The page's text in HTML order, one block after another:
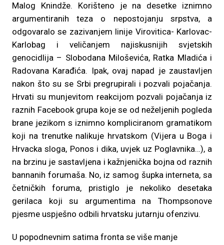
Malog Knindže. Korišteno je na desetke iznimno
argumentiranih teza o nepostojanju srpstva, a
odgovaralo se zazivanjem linije Virovitica- Karlovac-
Karlobag i veličanjem najiskusnijih svjetskih
genocidlija – Slobodana Miloševića, Ratka Mladića i
Radovana Karađića. Ipak, ovaj napad je zaustavljen
nakon što su se Srbi pregrupirali i pozvali pojačanja.
Hrvati su munjevitom reakcijom pozvali pojačanja iz
raznih Facebook grupa koje se od neželjenih pogleda
brane jezikom s iznimno kompliciranom gramatikom
koji na trenutke nalikuje hrvatskom (Vijera u Boga i
Hrvacka sloga, Ponos i dika, uvjek uz Poglavnika…), a
na brzinu je sastavljena i kažnjenička bojna od raznih
bannanih forumaša. No, iz samog šupka interneta, sa
četničkih foruma, pristiglo je nekoliko desetaka
gerilaca koji su argumentima na Thompsonove
pjesme uspješno odbili hrvatsku jutarnju ofenzivu.
U popodnevnim satima fronta se više manje